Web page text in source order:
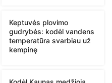
Keptuvės plovimo
gudrybės: kodėl vandens
temperatūra svarbiau už
kempinę